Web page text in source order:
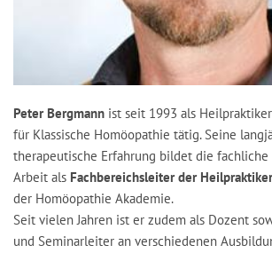
Peter Bergmann ist seit 1993 als
für Klassische Homöopathie tätig. Seine
therapeutische Erfahrung bildet die fachliche
Arbeit als Fachbereichsleiter der
der Homöopathie Akademie.
Seit vielen Jahren ist er zudem als Dozent
und Seminarleiter an verschiedenen